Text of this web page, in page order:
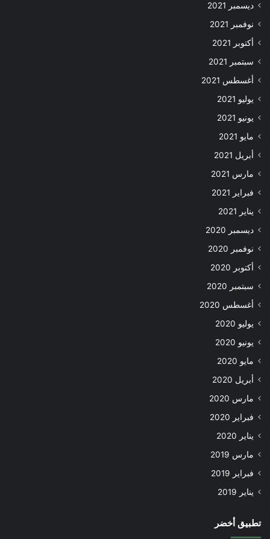
ديسمبر 2021
نوفمبر 2021
أكتوبر 2021
سبتمبر 2021
أغسطس 2021
يوليو 2021
يونيو 2021
مايو 2021
أبريل 2021
مارس 2021
فبراير 2021
يناير 2021
ديسمبر 2020
نوفمبر 2020
أكتوبر 2020
سبتمبر 2020
أغسطس 2020
يوليو 2020
يونيو 2020
مايو 2020
أبريل 2020
مارس 2020
فبراير 2020
يناير 2020
مارس 2019
فبراير 2019
يناير 2019
تطبيق أخضر